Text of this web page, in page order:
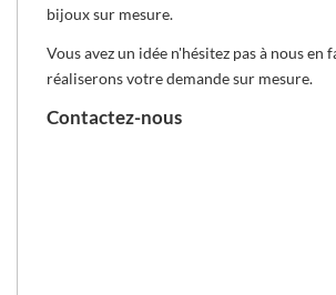
bijoux sur mesure.
Vous avez un idée n'hésitez pas à nous en
réaliserons votre demande sur mesure.
Contactez-nous